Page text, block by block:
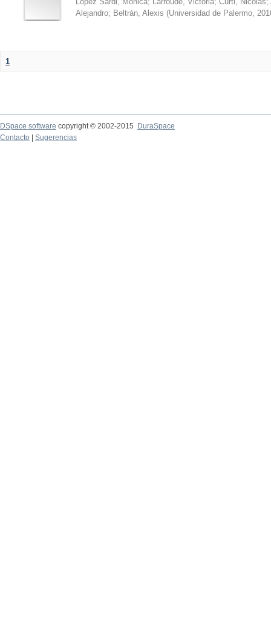
Alejandro; Beltrán, Alexis (Universidad de Palermo,
1
DSpace software copyright © 2002-2015
DuraSpace
Contacto
Sugerencias